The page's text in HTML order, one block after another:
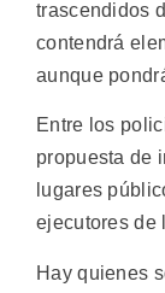
trascendidos
contendrá
aunque
Entre los
propuesta de
lugares
ejecutores de
Hay quienes